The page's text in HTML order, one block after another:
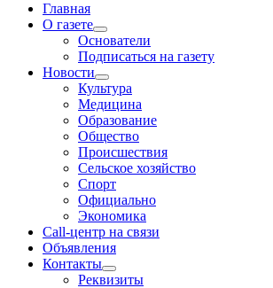
Главная
О газете
Основатели
Подписаться на газету
Новости
Культура
Медицина
Образование
Общество
Происшествия
Сельское хозяйство
Спорт
Официально
Экономика
Call-центр на связи
Объявления
Контакты
Реквизиты